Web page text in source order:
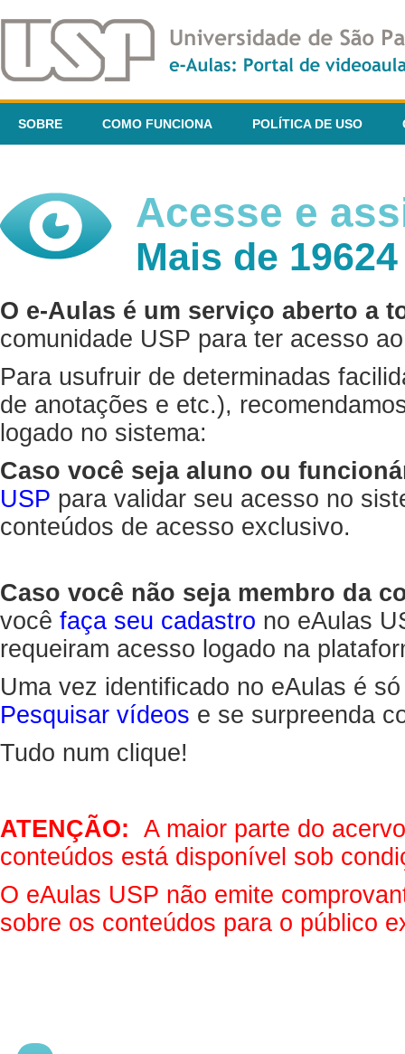
SOBRE COMO FUNCIONA POLÍTICA DE USO
Acesse e
Mais de
O e-Aulas é um serviço aberto a
comunidade USP para ter acesso
Para usufruir de determinadas
de anotações e etc.),
logado no sistema:
Caso você seja aluno ou
USP para validar seu acesso no
conteúdos de acesso exclusivo.
Caso você não seja membro da
você faça seu cadastro no eAulas
requeiram acesso logado na
Uma vez identificado no eAulas é
Pesquisar vídeos e se surpreenda
Tudo num clique!
ATENÇÃO: A maior parte do
conteúdos está disponível sob
O eAulas USP não emite
sobre os conteúdos para o público